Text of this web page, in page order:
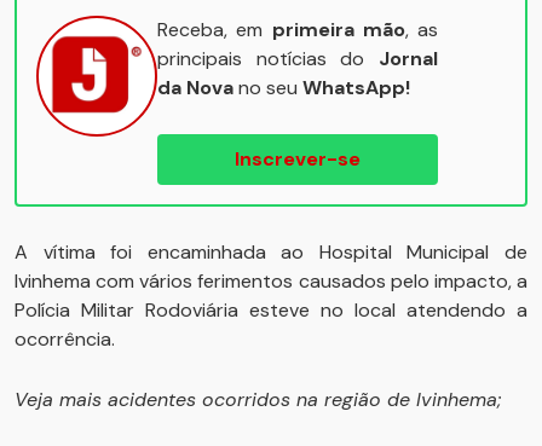
Receba, em primeira mão, as
principais notícias do Jornal
da Novano seu WhatsApp!
Inscrever-se
A vítima foi encaminhada ao Hospital Municipal de
Ivinhema com vários ferimentos causados pelo impacto, a
Polícia Militar Rodoviária esteve no local atendendo a
ocorrência.
Veja mais acidentes ocorridos na região de Ivinhema;